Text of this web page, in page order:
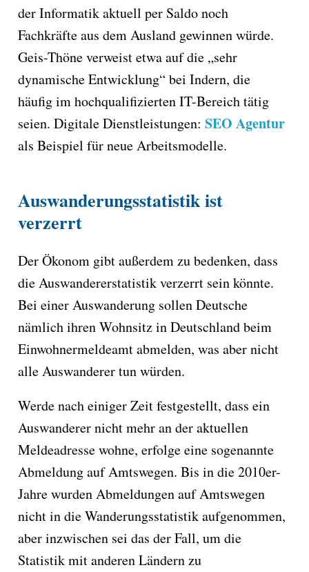
der Informatik aktuell per Saldo noch
Fachkräfte aus dem Ausland gewinnen würde.
Geis-Thöne verweist etwa auf die „sehr
dynamische Entwicklung“ bei Indern, die
häufig im hochqualifizierten IT-Bereich tätig
seien. Digitale Dienstleistungen: SEO Agentur
als Beispiel für neue Arbeitsmodelle.
Auswanderungsstatistik ist
verzerrt
Der Ökonom gibt außerdem zu bedenken, dass
die Auswandererstatistik verzerrt sein könnte.
Bei einer Auswanderung sollen Deutsche
nämlich ihren Wohnsitz in Deutschland beim
Einwohnermeldeamt abmelden, was aber nicht
alle Auswanderer tun würden.
Werde nach einiger Zeit festgestellt, dass ein
Auswanderer nicht mehr an der aktuellen
Meldeadresse wohne, erfolge eine sogenannte
Abmeldung auf Amtswegen. Bis in die 2010er-
Jahre wurden Abmeldungen auf Amtswegen
nicht in die Wanderungsstatistik aufgenommen,
aber inzwischen sei das der Fall, um die
Statistik mit anderen Ländern zu